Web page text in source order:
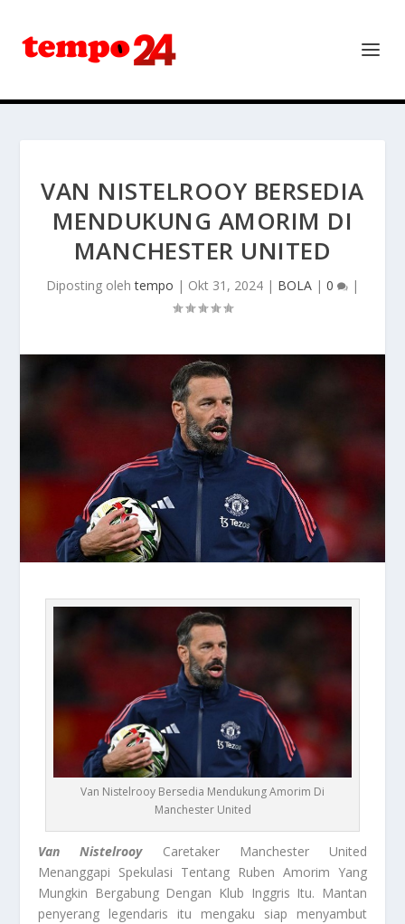
VAN NISTELROOY BERSEDIA
MENDUKUNG AMORIM DI
MANCHESTER UNITED
Diposting olehtempo | Okt 31, 2024 | BOLA | 0 |
Van Nistelrooy Bersedia Mendukung Amorim Di
Manchester United
Van NistelrooyCaretaker Manchester United
Menanggapi Spekulasi Tentang Ruben Amorim Yang
Mungkin Bergabung Dengan Klub Inggris Itu. Mantan
penyerang legendaris itu mengaku siap menyambut